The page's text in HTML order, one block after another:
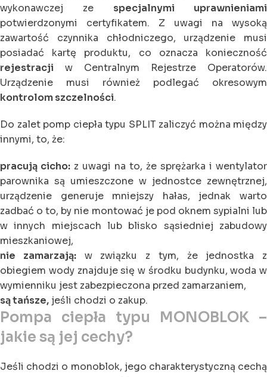
wykonawczej ze specjalnymi uprawnieniami
potwierdzonymi certyfikatem. Z uwagi na wysoką
zawartość czynnika chłodniczego, urządzenie musi
posiadać kartę produktu, co oznacza konieczność
rejestracji w Centralnym Rejestrze Operatorów.
Urządzenie musi również podlegać okresowym
kontrolom szczelności.
Do zalet pomp ciepła typu SPLIT zaliczyć można między
innymi, to, że:
pracują cicho: z uwagi na to, że sprężarka i wentylator
parownika są umieszczone w jednostce zewnętrznej,
urządzenie generuje mniejszy hałas, jednak warto
zadbać o to, by nie montować je pod oknem sypialni lub
w innych miejscach lub blisko sąsiedniej zabudowy
mieszkaniowej,
nie zamarzają:w związku z tym, że jednostka z
obiegiem wody znajduje się w środku budynku, woda w
wymienniku jest zabezpieczona przed zamarzaniem,
są tańsze, jeśli chodzi o zakup.
Pompa ciepła typu MONOBLOK –
jakie są jej cechy?
Jeśli chodzi o monoblok, jego charakterystyczną cechą